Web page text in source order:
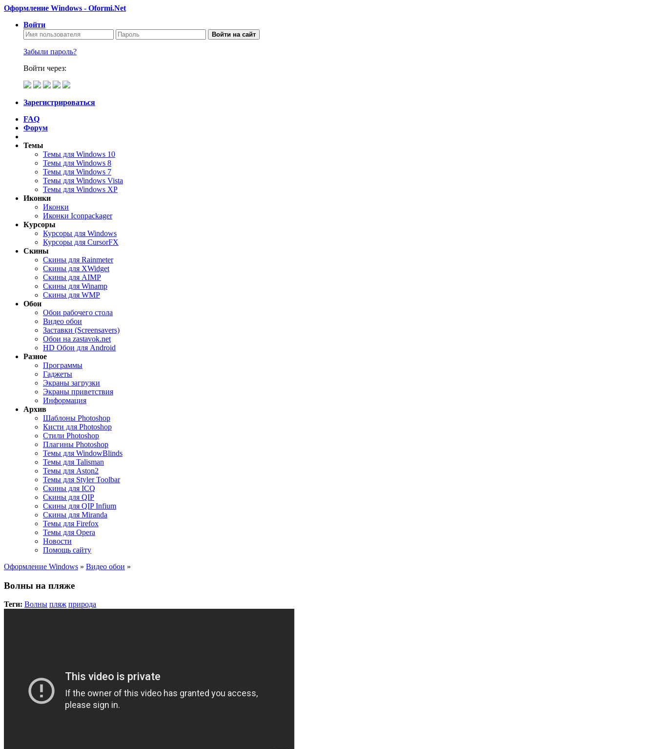
Оформление Windows - Oformi.Net
Войти
Войти на сайт
Забыли пароль?
Войти через:
Зарегистрироваться
FAQ
Форум
Темы
Темы для Windows 10
Темы для Windows 8
Темы для Windows 7
Темы для Windows Vista
Темы для Windows XP
Иконки
Иконки
Иконки Iconpackager
Курсоры
Курсоры для Windows
Курсоры для CursorFX
Скины
Скины для Rainmeter
Скины для XWidget
Скины для AIMP
Скины для Winamp
Скины для WMP
Обои
Обои рабочего стола
Видео обои
Заставки (Screensavers)
Обои на zastavok.net
HD Обои для Android
Разное
Программы
Гаджеты
Экраны загрузки
Экраны приветствия
Информация
Архив
Шаблоны Photoshop
Кисти для Photoshop
Стили Photoshop
Плагины Photoshop
Темы для WindowBlinds
Темы для Talisman
Темы для Aston2
Темы для Styler Toolbar
Скины для ICQ
Скины для QIP
Скины для QIP Infium
Скины для Miranda
Темы для Firefox
Темы для Opera
Новости
Помощь сайту
Оформление Windows » Видео обои »
Волны на пляже
Теги: Волны пляж природа